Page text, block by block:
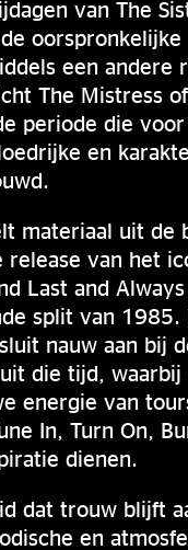
van The
oorspronkelijke
een andere
The Mistress
periode die
en
materiaal uit de
van het
Last and
split van 1985.
nauw aan bij
die tijd, waarbij
energie van
In, Turn On,
dienen.
dat trouw blijft
en